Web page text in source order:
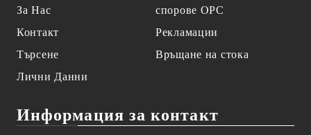
За Нас
Контакт
Търсене
Лични Данни
спорове OPC
Рекламации
Връщане на стока
Информация за контакт